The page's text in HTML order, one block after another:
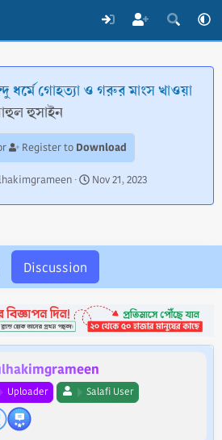
ধর্মে গোহত্যা ও গরুর মাংস খাওয়া
হুসাইন
Register to Download
S
a
d
t
e
Nov 21, 2023
Discussion
Uploader Salafi User